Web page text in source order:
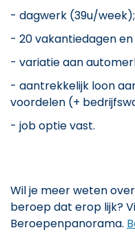
- dagwerk (39u/week);
- 20 vakantiedagen
- variatie aan
- aantrekkelijk loon
voordelen (+
- job optie vast.
Wil je meer weten
beroep dat erop lijk?
Beroepenpanorama.